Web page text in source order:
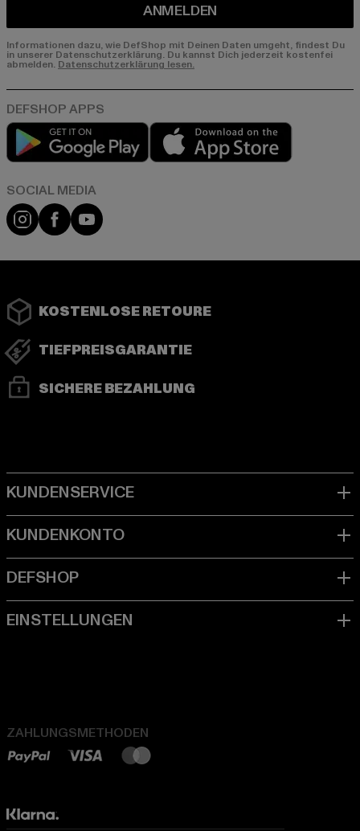
ANMELDEN
Informationen dazu, wie DefShop mit Deinen Daten umgeht, findest Du
in unserer Datenschutzerklärung. Du kannst Dich jederzeit kostenfei
abmelden. Datenschutzerklärung lesen.
Play market
Instagram
FacebookYouTube
KOSTENLOSE RETOURE
TIEFPREISGARANTIE
SICHERE BEZAHLUNG
ZAHLUNGSMETHODEN